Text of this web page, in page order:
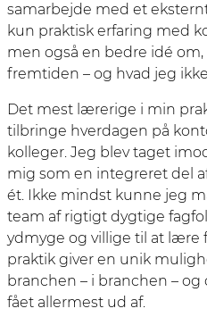
samarbejde med et
kun praktisk erfaring med
men også en bedre idé
fremtiden – og hvad jeg
Det mest lærerige i min
tilbringe hverdagen på
kolleger. Jeg blev taget
mig som en integreret del
ét. Ikke mindst kunne jeg
team af rigtigt dygtige
ydmyge og villige til at lære
praktik giver en unik
branchen – i branchen –
fået allermest ud af.